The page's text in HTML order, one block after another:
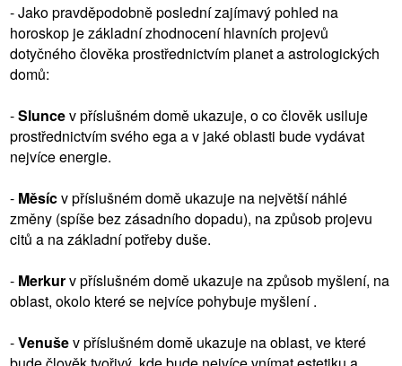
- Jako pravděpodobně poslední zajímavý pohled na
horoskop je základní zhodnocení hlavních projevů
dotyčného člověka prostřednictvím planet a astrologických
domů:
-Sluncev příslušném domě ukazuje, o co člověk usiluje
prostřednictvím svého ega a v jaké oblasti bude vydávat
nejvíce energie.
- Měsícv příslušném domě ukazuje na největší náhlé
změny (spíše bez zásadního dopadu), na způsob projevu
citů a na základní potřeby duše.
- Merkurv příslušném domě ukazuje na způsob myšlení, na
oblast, okolo které se nejvíce pohybuje myšlení .
-Venušev příslušném domě ukazuje na oblast, ve které